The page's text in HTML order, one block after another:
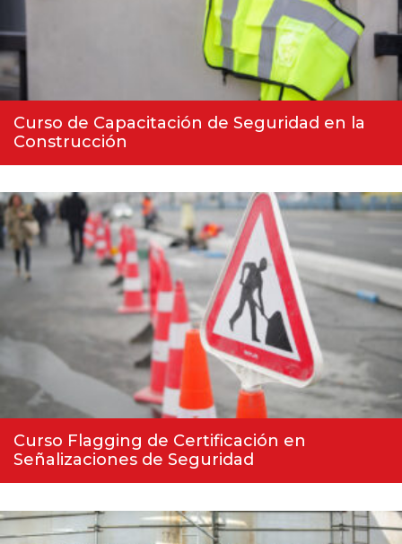
Curso de Capacitación de Seguridad en la
Construcción
Curso Flagging de Certificación en
Señalizaciones de Seguridad